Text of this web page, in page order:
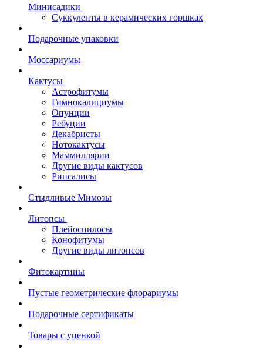
Минисадики
Суккуленты в керамических горшках
Подарочные упаковки
Моссариумы
Кактусы
Астрофитумы
Гимнокалициумы
Опунции
Ребуции
Декабристы
Нотокактусы
Маммиллярии
Другие виды кактусов
Рипсалисы
Стыдливые Мимозы
Литопсы
Плейоспилосы
Конофитумы
Другие виды литопсов
Фитокартины
Пустые геометрические флорариумы
Подарочные сертификаты
Товары с уценкой